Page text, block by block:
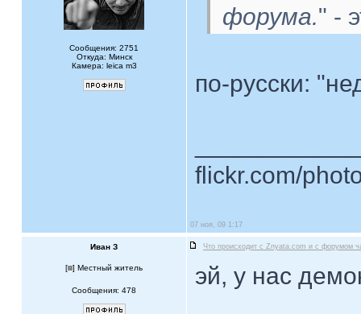
Сообщения: 2751
Откуда: Минск
Камера: leica m3
форума." -
по-русски:
flickr.com/
07 ноя, 09 1:17
Иван З Что происходит с Znyata.com и с форумом
[ ] Местный житель
Сообщения: 478
эй, у нас